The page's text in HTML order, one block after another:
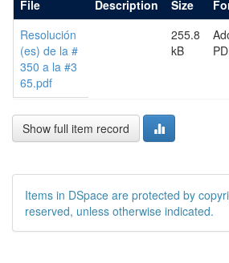
File Description Size
Resolución
(es) de la #
350 a la #3
65.pdf
255.8
kB
Show full item record
Items in DSpace are protected by
reserved, unless otherwise indicated.